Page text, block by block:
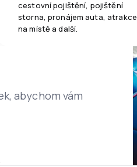
cestovní pojištění, pojištění
storna, pronájem auta, atrakce
na místě a další.
abychom vám